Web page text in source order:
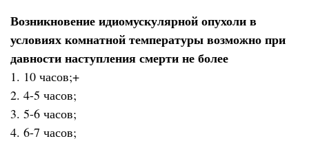
Возникновение идиомускулярной опухоли в
условиях комнатной температуры возможно при
давности наступления смерти не более
1. 10 часов;+
2. 4-5 часов;
3. 5-6 часов;
4. 6-7 часов;